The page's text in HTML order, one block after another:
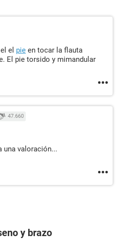
el pie en tocar la flauta
El pie torsido y mimandular
47.660
una valoración...
y brazo